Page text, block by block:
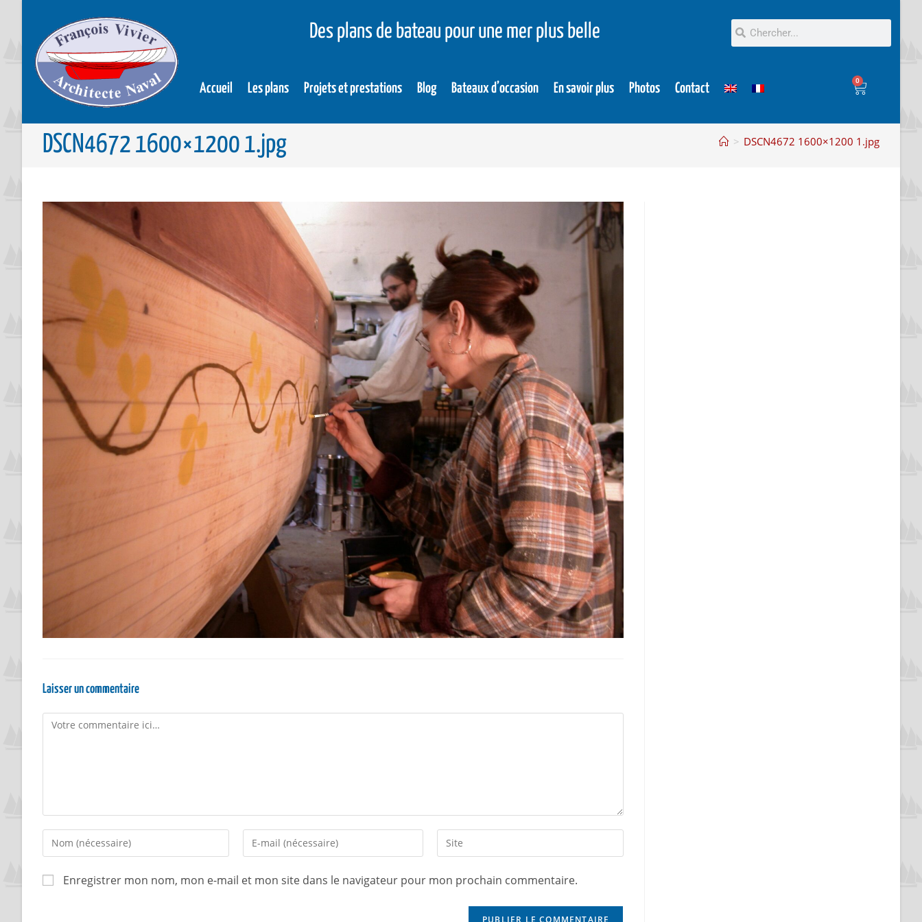
Des plans de bateau pour une mer plus belle
Accueil Les plans Projets et prestations Blog Bateaux d’occasion En savoir plus Photos Contact
0
DSCN4672 1600×1200 1.jpg > DSCN4672 1600×1200 1.jpg
Laisser un commentaire
Enregistrer mon nom, mon e-mail et mon site dans le navigateur pour mon prochain commentaire.